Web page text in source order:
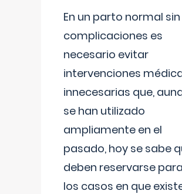
En un parto normal sin
complicaciones es
necesario evitar
intervenciones
innecesarias que,
se han utilizado
ampliamente en el
pasado, hoy se sabe
deben reservarse para
los casos en que